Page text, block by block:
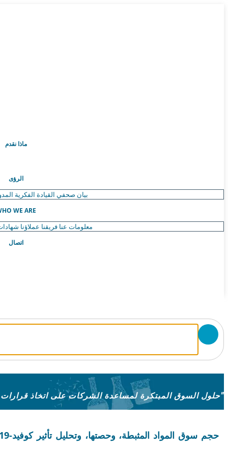
ماذا نقدم
الرؤى
بيان صحفي القيادة الفكرية
WE ARE
معلومات عنا فريقنا عملاؤنا
اتصال
"حلول السوق المبتكرة لمساعدة الشركات على اتخاذ قرارات مستنيرة"